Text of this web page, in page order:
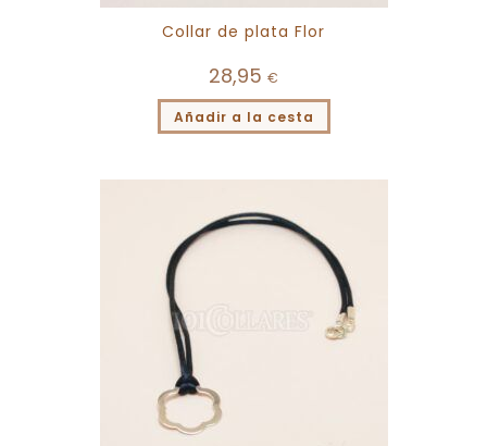
Collar de plata Flor
28,95 €
Añadir a la cesta